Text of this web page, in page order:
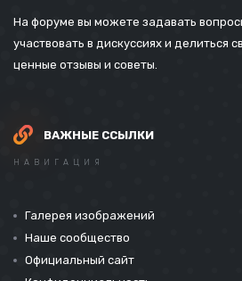
На форуме вы можете задавать
участвовать в дискуссиях и делиться
ценные отзывы и советы.
ВАЖНЫЕ ССЫЛКИ
НАВИГАЦИЯ
Галерея изображений
Наше сообщество
Официальный сайт